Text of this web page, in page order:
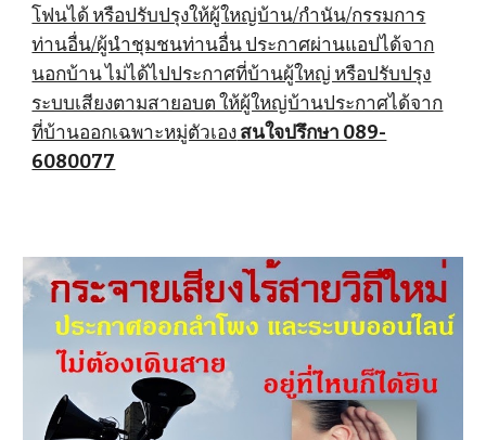
โฟนได้ หรือปรับปรุงให้ผู้ใหญ่บ้าน/กำนัน/กรรมการ
ท่านอื่น/ผู้นำชุมชนท่านอื่น ประกาศผ่านแอปได้จาก
นอกบ้าน ไม่ได้ไปประกาศที่บ้านผู้ใหญ่ หรือปรับปรุง
ระบบเสียงตามสายอบต ให้ผู้ใหญ่บ้านประกาศได้จาก
ที่บ้านออกเฉพาะหมู่ตัวเองสนใจปรึกษา 089-
6080077